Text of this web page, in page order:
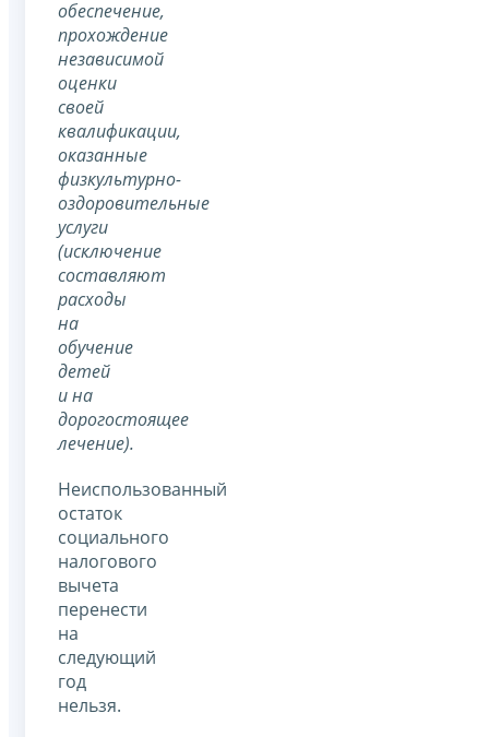
обеспечение,
прохождение
независимой
оценки
своей
квалификации,
оказанные
физкультурно-
оздоровительные
услуги
(исключение
составляют
расходы
на
обучение
детей
и на
дорогостоящее
лечение).
Неиспользованный
остаток
социального
налогового
вычета
перенести
на
следующий
год
нельзя.